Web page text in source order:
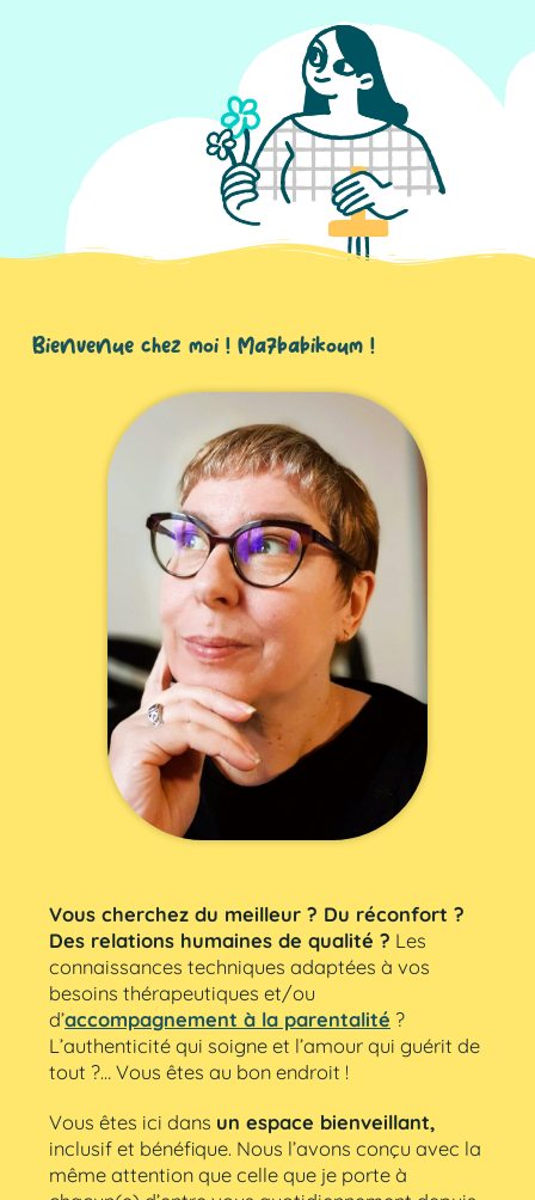
Bienvenue chez moi ! Ma7babikoum !
Vous cherchez du meilleur ? Du réconfort ?
Des relations humaines de qualité ? Les
connaissances techniques adaptées à vos
besoins thérapeutiques et/ou
d’accompagnement à la parentalité ?
L’authenticité qui soigne et l’amour qui guérit de
tout ?… Vous êtes au bon endroit !
Vous êtes ici dans un espace bienveillant,
inclusif et bénéfique. Nous l’avons conçu avec la
même attention que celle que je porte à